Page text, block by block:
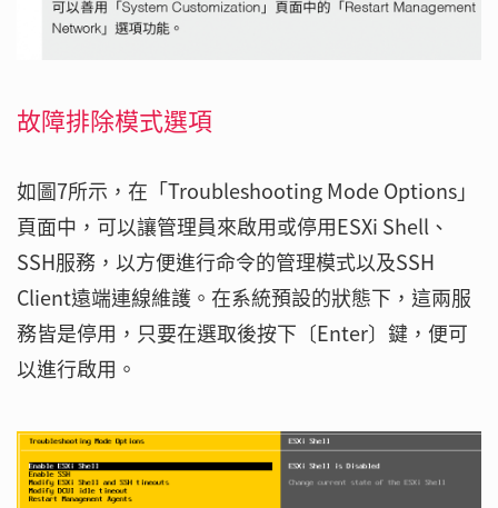
故障排除模式選項
如圖7所示，在「Troubleshooting Mode Options」
頁面中，可以讓管理員來啟用或停用ESXi Shell、
SSH服務，以方便進行命令的管理模式以及SSH
Client遠端連線維護。在系統預設的狀態下，這兩服
務皆是停用，只要在選取後按下〔Enter〕鍵，便可
以進行啟用。